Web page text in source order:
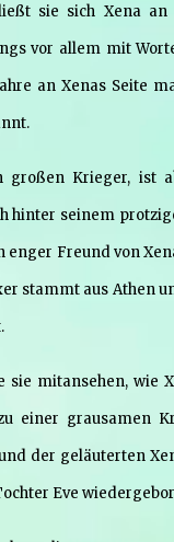
sie sich Xena
vor allem mit
an Xenas Seite
Krieger, ist
hinter seinem
Freund von
stammt aus Athen
sie mitansehen,
einer grausamen
der geläuterten
Eve